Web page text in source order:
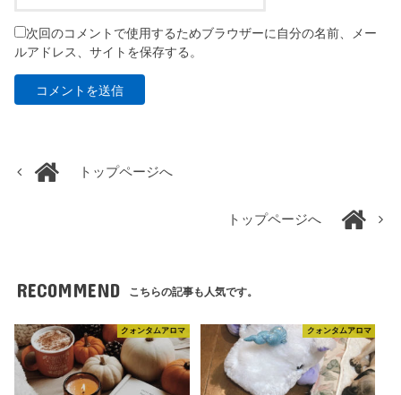
次回のコメントで使用するためブラウザーに自分の名前、メー
ルアドレス、サイトを保存する。
トップページへ
トップページへ
RECOMMEND こちらの記事も人気です。
クォンタムアロマ クォンタムアロマ